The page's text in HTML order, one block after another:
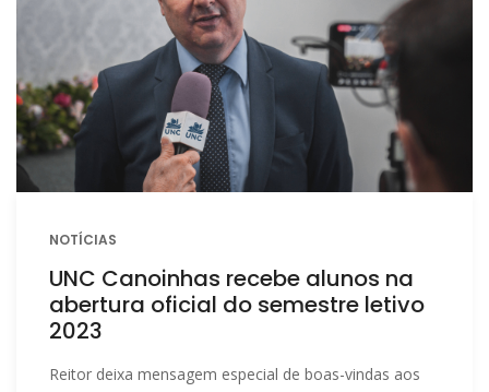
NOTÍCIAS
UNC Canoinhas recebe alunos na
abertura oficial do semestre letivo
2023
Reitor deixa mensagem especial de boas-vindas aos